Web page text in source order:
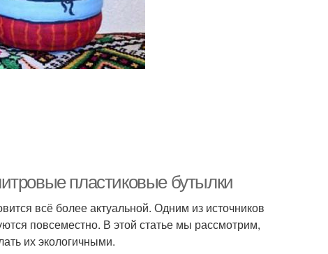
пластиковые бутылки
всё более актуальной. Одним из источников
повсеместно. В этой статье мы рассмотрим,
их экологичными.